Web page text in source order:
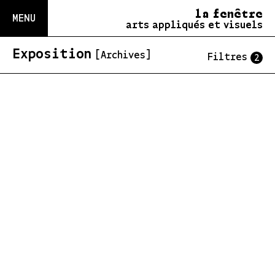
MENU la fenêtre
arts appliqués et visuels
Exposition [Archives] Filtres 2